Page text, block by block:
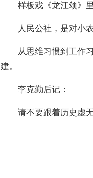
样板戏《龙江颂》里
人民公社，是对小农
从思维习惯到工作习
建。
李克勤后记：
请不要跟着历史虚无